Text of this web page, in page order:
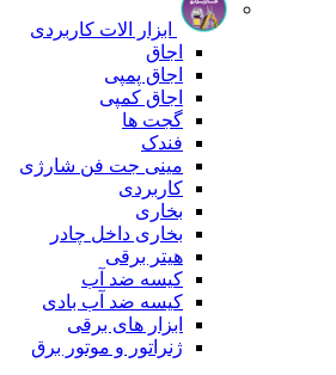
ابزار الات کاربردی
اجاق
اجاق پمپی
اجاق کمپی
گجت ها
فندک
مینی جت فن شارژی
کاربردی
بخاری
بخاری داخل چادر
هیتر برقی
کیسه ضد آب
کیسه ضد آب بادی
ابزار های برقی
ژنراتور و موتور برق